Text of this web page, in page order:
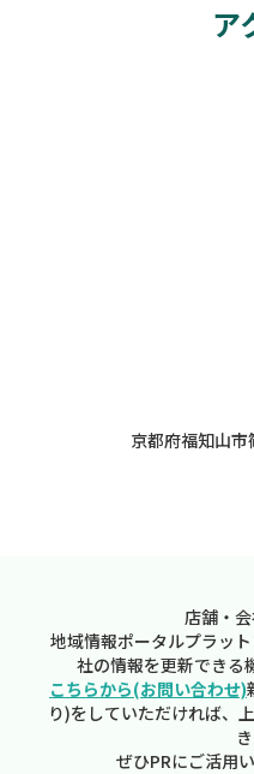
ア
京都府福知山市
店舗・
地域情報ポータルプラッ
社の情報を更新できる
こちらから(お問い合わせ)
り)をしていただければ、
ぜひPRにご活用